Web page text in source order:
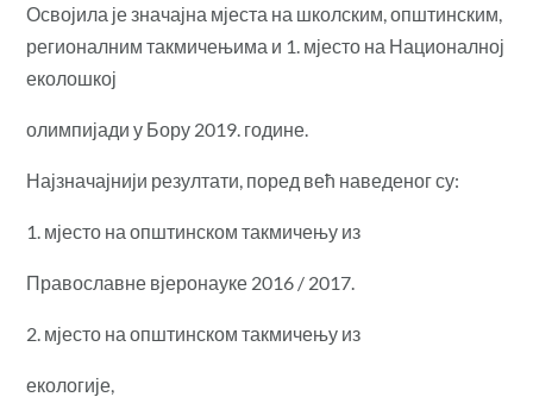
Освојила је значајна мјеста на школским, општинским,
регионалним такмичењима и 1. мјесто на Националној
еколошкој
олимпијади у Бору 2019. године.
Најзначајнији резултати, поред већ наведеног су:
1. мјесто на општинском такмичењу из
Православне вјеронауке 2016 / 2017.
2. мјесто на општинском такмичењу из
екологије,